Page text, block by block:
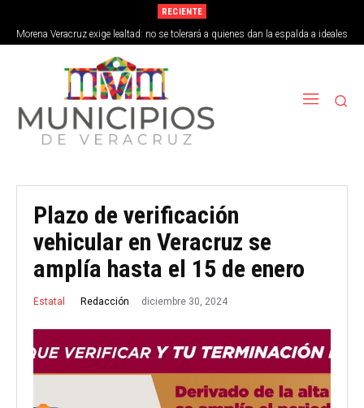
RECIENTE
Morena Veracruz exige lealtad: no se tolerará a quienes dan la espalda a ideales
de la 4T
Plazo de verificación
vehicular en Veracruz se
amplía hasta el 15 de enero
Estatal Redacción diciembre 30, 2024